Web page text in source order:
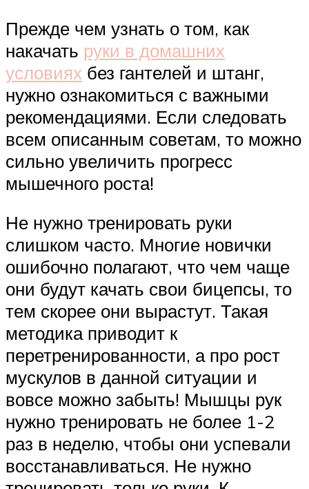
Прежде чем узнать о том, как
накачать руки в домашних
условиях без гантелей и штанг,
нужно ознакомиться с важными
рекомендациями. Если следовать
всем описанным советам, то можно
сильно увеличить прогресс
мышечного роста!
Не нужно тренировать руки
слишком часто. Многие новички
ошибочно полагают, что чем чаще
они будут качать свои бицепсы, то
тем скорее они вырастут. Такая
методика приводит к
перетренированности, а про рост
мускулов в данной ситуации и
вовсе можно забыть! Мышцы рук
нужно тренировать не более 1-2
раз в неделю, чтобы они успевали
восстанавливаться. Не нужно